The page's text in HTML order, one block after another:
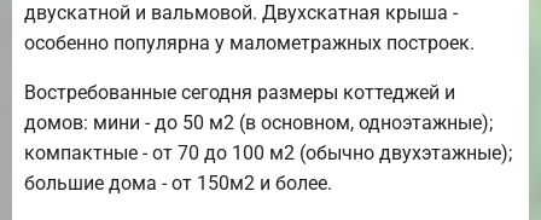
двускатной и вальмовой. Двухскатная крыша -
особенно популярна у малометражных построек.
Востребованные сегодня размеры коттеджей и
домов: мини - до 50 м2 (в основном, одноэтажные);
компактные - от 70 до 100 м2 (обычно двухэтажные);
большие дома - от 150м2 и более.